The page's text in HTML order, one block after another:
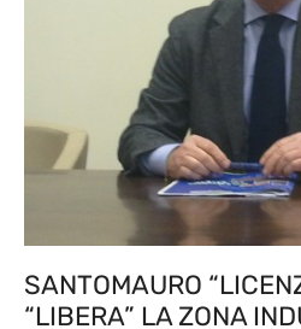
SANTOMAURO
“LIBERA” LA ZONA